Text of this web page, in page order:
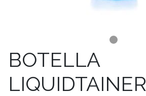
BOTELLA
LIQUIDTAINER